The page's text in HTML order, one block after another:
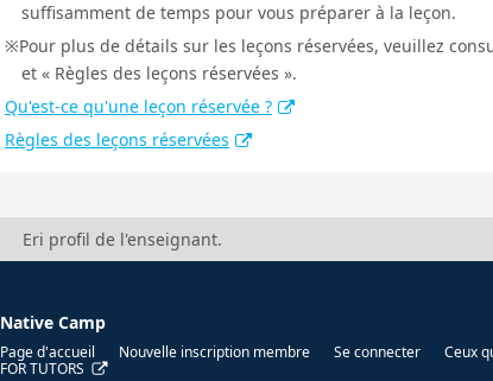
suffisamment de temps pour vous préparer à la leçon.
Pour plus de détails sur les leçons réservées, veuillez
et « Règles des leçons réservées ».
Qu'est-ce qu'une leçon réservée ?
Règles des leçons réservées
Eri profil de l'enseignant.
Native Camp
Page d'accueil Nouvelle inscription membre Se connecter
Ceux
FOR TUTORS